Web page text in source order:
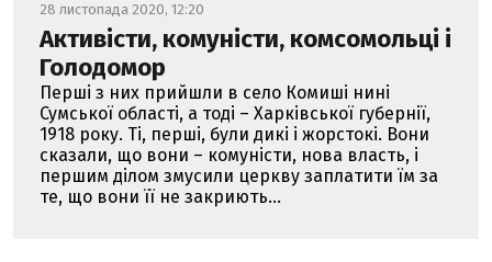
28 листопада 2020, 12:20
Активісти, комуністи, комсомольці і
Голодомор
Перші з них прийшли в село Комиші нині
Сумської області, а тоді – Харківської губернії,
1918 року. Ті, перші, були дикі і жорстокі. Вони
сказали, що вони – комуністи, нова власть, і
першим ділом змусили церкву заплатити їм за
те, що вони її не закриють...